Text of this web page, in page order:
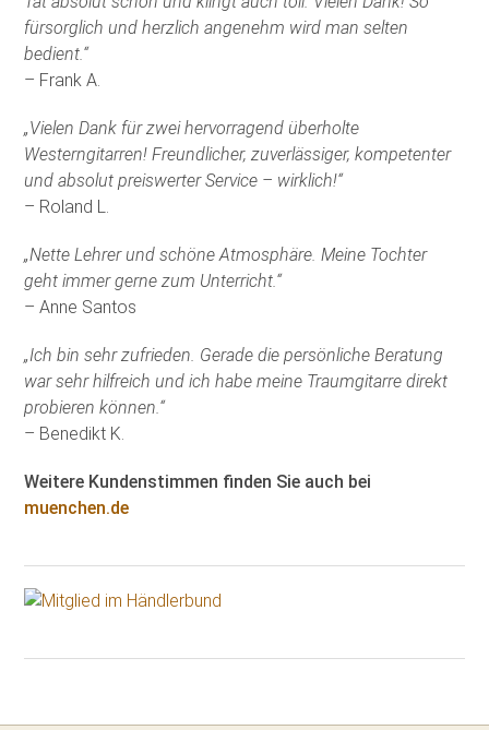
fürsorglich und herzlich angenehm wird man selten
bedient.“
– Frank A.
„Vielen Dank für zwei hervorragend überholte
Westerngitarren! Freundlicher, zuverlässiger, kompetenter
und absolut preiswerter Service – wirklich!“
– Roland L.
„Nette Lehrer und schöne Atmosphäre. Meine Tochter
geht immer gerne zum Unterricht.“
– Anne Santos
„Ich bin sehr zufrieden. Gerade die persönliche Beratung
war sehr hilfreich und ich habe meine Traumgitarre direkt
probieren können.“
– Benedikt K.
Weitere Kundenstimmen finden Sie auch bei
muenchen.de